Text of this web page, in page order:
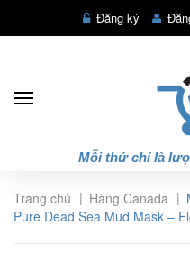
Đăng ký
Mỗi thứ chỉ là
Trang chủ | Hàng Canada |
Pure Dead Sea Mud Mask –